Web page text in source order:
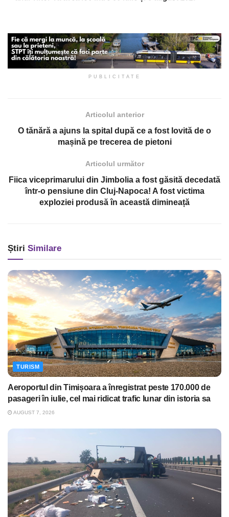
PUBLICITATE
Articolul anterior
O tănără a ajuns la spital după ce a fost lovită de o
mașină pe trecerea de pietoni
Articolul următor
Fiica viceprimarului din Jimbolia a fost găsită decedată
într-o pensiune din Cluj-Napoca! A fost victima
exploziei produsă în această dimineață
Știri Similare
TURISM
Aeroportul din Timișoara a înregistrat peste 170.000 de
pasageri în iulie, cel mai ridicat trafic lunar din istoria sa
AUGUST 7, 2026